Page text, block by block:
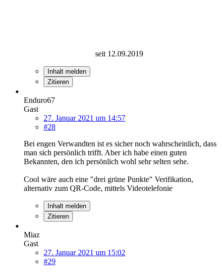
seit 12.09.2019
Inhalt melden
Zitieren
Enduro67
Gast
27. Januar 2021 um 14:57
#28
Bei engen Verwandten ist es sicher noch wahrscheinlich, dass
man sich persönlich trifft. Aber ich habe einen guten
Bekannten, den ich persönlich wohl sehr selten sehe.
Cool wäre auch eine "drei grüne Punkte" Verifikation,
alternativ zum QR-Code, mittels Videotelefonie
Inhalt melden
Zitieren
Miaz
Gast
27. Januar 2021 um 15:02
#29